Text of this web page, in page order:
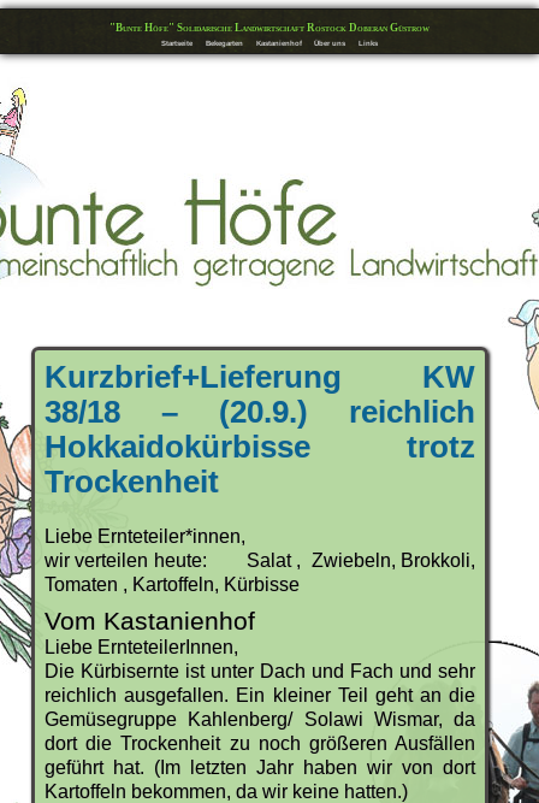
"Bunte Höfe" Solidarische Landwirtschaft Rostock Doberan Güstrow
Startseite Bekegarten Kastanienhof Über uns Links
Kurzbrief+Lieferung KW
38/18 – (20.9.) reichlich
Hokkaidokürbisse trotz
Trockenheit
Liebe Ernteteiler*innen,
wir verteilen heute:Salat , Zwiebeln, Brokkoli,
Tomaten , Kartoffeln, Kürbisse
Vom Kastanienhof
Liebe ErnteteilerInnen,
Die Kürbisernte ist unter Dach und Fach und sehr
reichlich ausgefallen. Ein kleiner Teil geht an die
Gemüsegruppe Kahlenberg/ Solawi Wismar, da
dort die Trockenheit zu noch größeren Ausfällen
geführt hat. (Im letzten Jahr haben wir von dort
Kartoffeln bekommen, da wir keine hatten.)